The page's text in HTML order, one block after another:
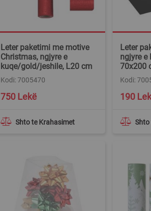
Leter paketimi me motive
Christmas, ngjyre e
kuqe/gold/jeshile, L20 cm
Kodi: 7005470
Shto te Krahasimet
750 Lekë
Leter
ngjyre
70x200
Kodi:
Shto
190